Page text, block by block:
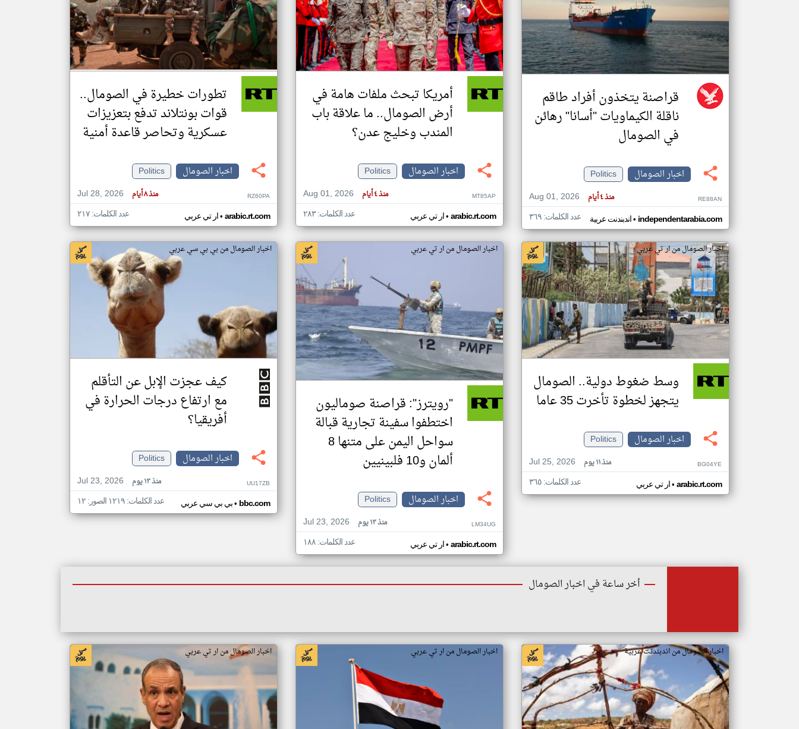
تغيير الدولة
مصادر الأخبار من الصومال
اخبار الصومال على مدار الساعة
أهم اخبار الصومال العاجلة والمباشرة
قراصنة يتخذون أفراد طاقم
ناقلة الكيماويات "أسانا" رهائن
في الصومال
اخبار الصومال
Politics
Aug 01, 2026
منذ ٤ أيام RE88AN
اندبندنت عربية• independentarabia.com عدد الكلمات: ٣٦٩
أمريكا تبحث ملفات هامة في
أرض الصومال.. ما علاقة باب
المندب وخليج عدن؟
اخبار الصومال
Politics
Aug 01, 2026
منذ ٤ أيام MT85AP
ار تي عربي• arabic.rt.com عدد الكلمات: ٢٨٣
تطورات خطيرة في الصومال..
قوات بونتلاند تدفع بتعزيزات
عسكرية وتحاصر قاعدة أمنية
اخبار الصومال
Politics
Jul 28, 2026
منذ ٨ أيام RZ60PA
ار تي عربي• arabic.rt.com عدد الكلمات: ٢١٧
اخبار الصومال من ار تي عربي
وسط ضغوط دولية.. الصومال
يتجهز لخطوة تأخرت 35 عاما
اخبار الصومال
Politics
Jul 25, 2026
منذ ١١ يوم BG04YE
ار تي عربي• arabic.rt.com عدد الكلمات: ٣٦٥
اخبار الصومال من ار تي عربي
"رويترز": قراصنة صوماليون
اختطفوا سفينة تجارية قبالة
سواحل اليمن على متنها 8
ألمان و10 فلبينيين
اخبار الصومال
Politics
Jul 23, 2026
منذ ١٣ يوم LM34UG
ار تي عربي• arabic.rt.com عدد الكلمات: ١٨٨
اخبار الصومال من بي بي سي عربي
كيف عجزت الإبل عن التأقلم
مع ارتفاع درجات الحرارة في
أفريقيا؟
اخبار الصومال
Politics
Jul 23, 2026
منذ ١٣ يوم UU17ZB
بي بي سي عربي• bbc.com عدد الكلمات: ١٢١٩ الصور: ١٢
أخر ساعة في اخبار الصومال
اخبار الصومال من اندبندنت عربية اخبار الصومال من ار تي عربي اخبار الصومال من ار تي عربي
klyoum.com